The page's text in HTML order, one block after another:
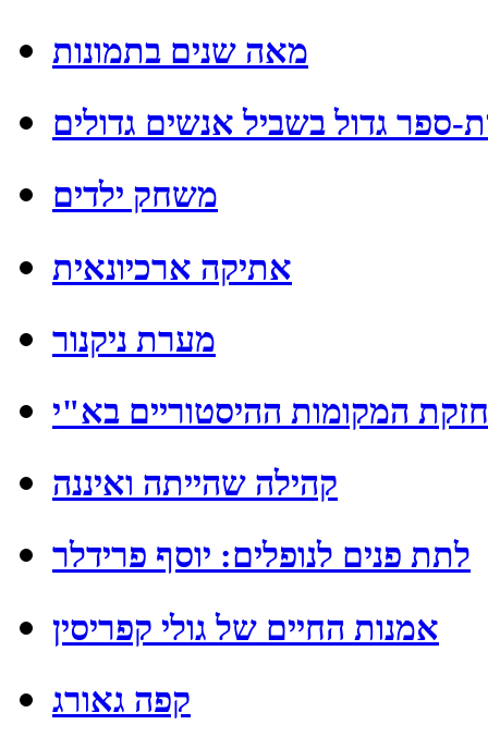
מאה שנים בתמונות
ספר גדול בשביל אנשים גדולים
משחק ילדים
אתיקה ארכיונאית
מערת ניקנור
המקומות ההיסטוריים בא"י
קהילה שהייתה ואיננה
לתת פנים לנופלים: יוסף פרידלר
אמנות החיים של גולי קפריסין
קפה גאורג